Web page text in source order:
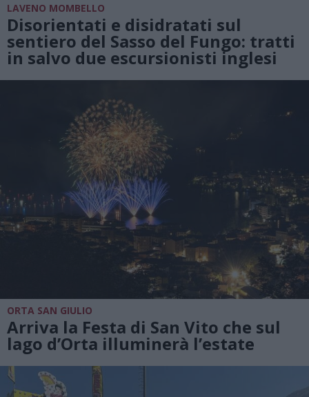
LAVENO MOMBELLO
Disorientati e disidratati sul
sentiero del Sasso del Fungo: tratti
in salvo due escursionisti inglesi
ORTA SAN GIULIO
Arriva la Festa di San Vito che sul
lago d’Orta illuminerà l’estate